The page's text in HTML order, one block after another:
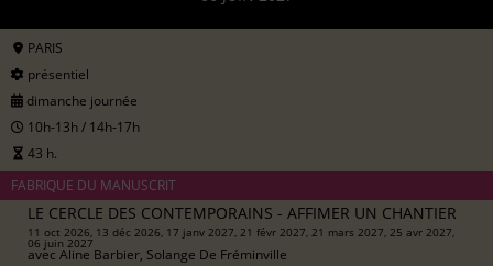
PARIS
présentiel
dimanche journée
10h-13h / 14h-17h
43 h.
FABRIQUE DU MANUSCRIT
LE CERCLE DES CONTEMPORAINS - AFFIMER UN CHANTIER
11 oct 2026, 13 déc 2026, 17 janv 2027, 21 févr 2027, 21 mars 2027, 25 avr 2027,
06 juin 2027
avec Aline Barbier, Solange De Fréminville